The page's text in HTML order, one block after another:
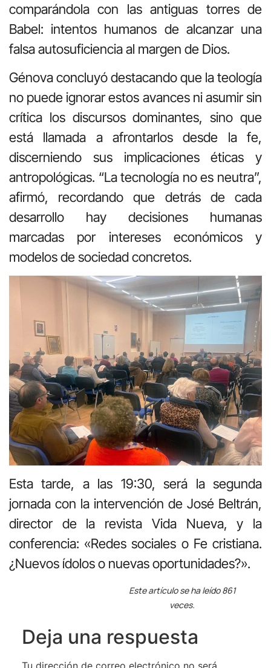
comparándola con las antiguas torres de
Babel: intentos humanos de alcanzar una
falsa autosuficiencia al margen de Dios.
Génova concluyó destacando que la teología
no puede ignorar estos avances ni asumir sin
crítica los discursos dominantes, sino que
está llamada a afrontarlos desde la fe,
discerniendo sus implicaciones éticas y
antropológicas. “La tecnología no es neutra”,
afirmó, recordando que detrás de cada
desarrollo hay decisiones humanas
marcadas por intereses económicos y
modelos de sociedad concretos.
Esta tarde, a las 19:30, será la segunda
jornada con la intervención de José Beltrán,
director de la revista Vida Nueva, y la
conferencia: «Redes sociales o Fe cristiana.
¿Nuevos ídolos o nuevas oportunidades?».
Este artículo se ha leído 861
veces.
Deja una respuesta
Tu dirección de correo electrónico no será